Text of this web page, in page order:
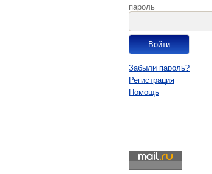
пароль
Забыли пароль?
Регистрация
Помощь